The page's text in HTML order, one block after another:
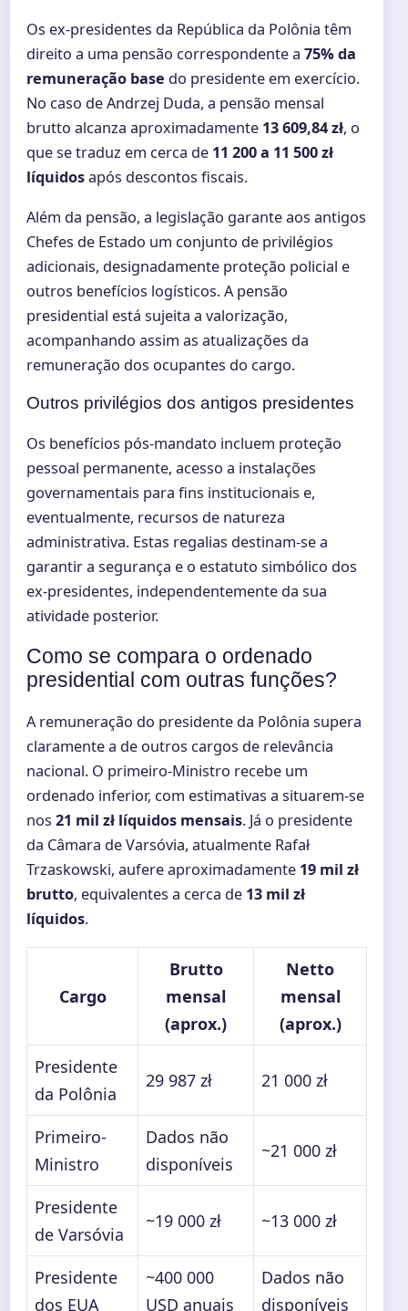
Os ex-presidentes da República da Polônia têm
direito a uma pensão correspondente a 75% da
remuneração base do presidente em exercício.
No caso de Andrzej Duda, a pensão mensal
brutto alcanza aproximadamente 13 609,84 zł, o
que se traduz em cerca de 11 200 a 11 500 zł
líquidosapós descontos fiscais.
Além da pensão, a legislação garante aos antigos
Chefes de Estado um conjunto de privilégios
adicionais, designadamente proteção policial e
outros benefícios logísticos. A pensão
presidential está sujeita a valorização,
acompanhando assim as atualizações da
remuneração dos ocupantes do cargo.
Outros privilégios dos antigos presidentes
Os benefícios pós-mandato incluem proteção
pessoal permanente, acesso a instalações
governamentais para fins institucionais e,
eventualmente, recursos de natureza
administrativa. Estas regalias destinam-se a
garantir a segurança e o estatuto simbólico dos
ex-presidentes, independentemente da sua
atividade posterior.
Como se compara o ordenado
presidential com outras funções?
A remuneração do presidente da Polônia supera
claramente a de outros cargos de relevância
nacional. O primeiro-Ministro recebe um
ordenado inferior, com estimativas a situarem-se
nos 21 mil zł líquidos mensais. Já o presidente
da Câmara de Varsóvia, atualmente Rafał
Trzaskowski, aufere aproximadamente 19 mil zł
brutto, equivalentes a cerca de 13 mil zł
líquidos.
Cargo
Brutto
mensal
(aprox.)
Netto
mensal
(aprox.)
Presidente
da Polônia
29 987 zł 21 000 zł
Primeiro-
Ministro
Dados não
disponíveis
~21 000 zł
Presidente
de Varsóvia
~19 000 zł ~13 000 zł
Presidente
dos EUA
~400 000
USD anuais
Dados não
disponíveis